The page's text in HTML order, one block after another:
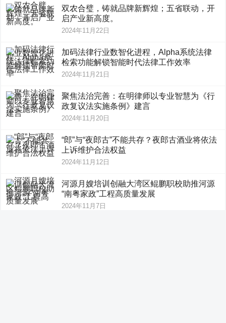
双农合璧，铸就品牌新辉煌；五省联动，开
启产业新高度。
2024年11月22日
加码法律行业数智化进程，Alpha系统法律
检索功能解锁智能时代法律工作效率
2024年11月21日
聚焦法治完善：在明律师以专业智慧为《行
政复议法实施条例》建言
2024年11月20日
“郎”与“夜郎古”不能共存？夜郎古酒业将依法
上诉维护合法权益
2024年11月12日
河源月嫂培训创融大湾区鲲鹏职校助推河源
“南粤家政”工程高质量发展
2024年11月7日